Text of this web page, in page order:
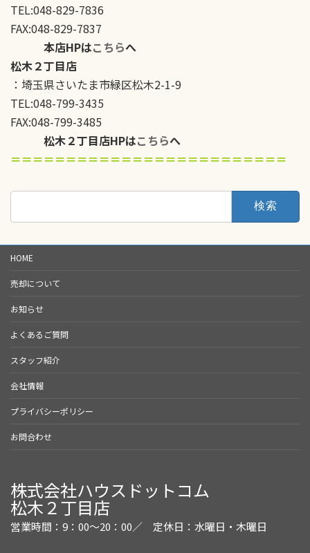
TEL:048-829-7836
FAX:048-829-7837
本店HPはこちらへ
松木２丁目店
：埼玉県さいたま市緑区松木2-1-9
TEL:048-799-3435
FAX:048-799-3485
松木２丁目店HPはこちらへ
＝＝＝＝＝＝＝＝＝＝＝＝＝＝＝＝＝＝＝＝＝＝＝＝＝
検
HOME
売却について
お知らせ
よくあるご質問
スタッフ紹介
会社情報
プライバシーポリシー
お問合わせ
株式会社ハウスドットコム
松木２丁目店
営業時間：9：00～20：00／ 定休日：水曜日・木曜日